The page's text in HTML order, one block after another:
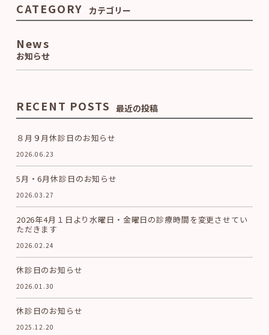
CATEGORY カテゴリー
News
お知らせ
RECENT POSTS 最近の投稿
８月９月休診日のお知らせ
2026.06.23
5月・6月休診日のお知らせ
2026.03.27
2026年4月１日より水曜日・金曜日の診療時間を変更させてい
ただきます
2026.02.24
休診日のお知らせ
2026.01.30
休診日のお知らせ
2025.12.20